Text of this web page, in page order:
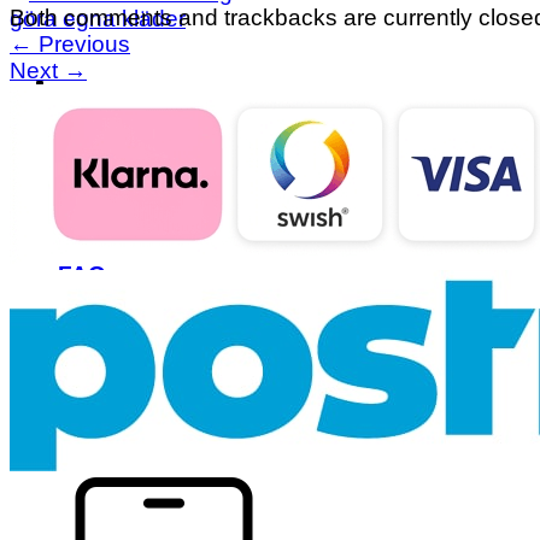
Våra Kurser
Alla kan sy
Rita egna mönster
Om skolan
FAQ
Beställ
Testa gratis
Both comments and trackbacks are currently
← Previous
Next →